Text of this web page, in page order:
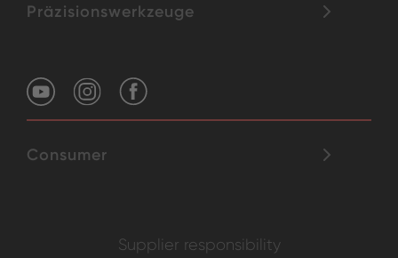
Präzisionswerkzeuge
Consumer
Supplier responsibility